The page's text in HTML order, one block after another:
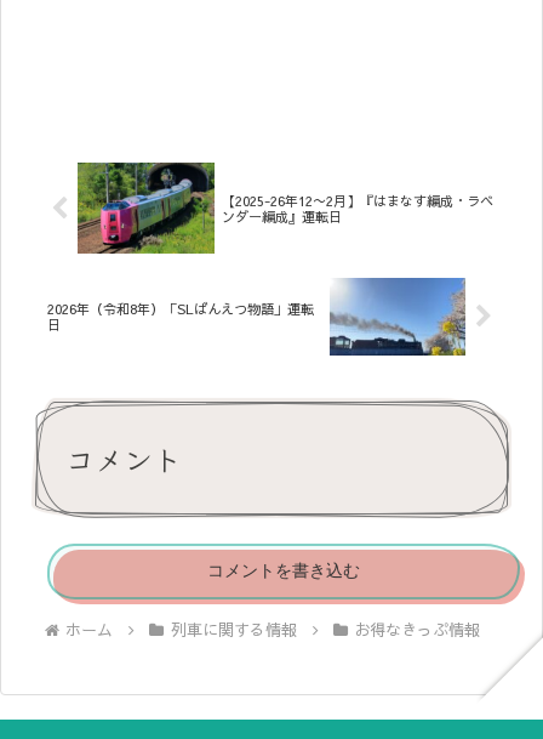
【2025-26年12〜2月】『はまなす編成・ラベ
ンダー編成』運転日
2026年（令和8年）「SLばんえつ物語」運転
日
コメント
コメントを書き込む
ホーム 列車に関する情報 お得なきっぷ情報